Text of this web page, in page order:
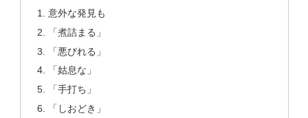
意外な発見も
「煮詰まる」
「悪びれる」
「姑息な」
「手打ち」
「しおどき」